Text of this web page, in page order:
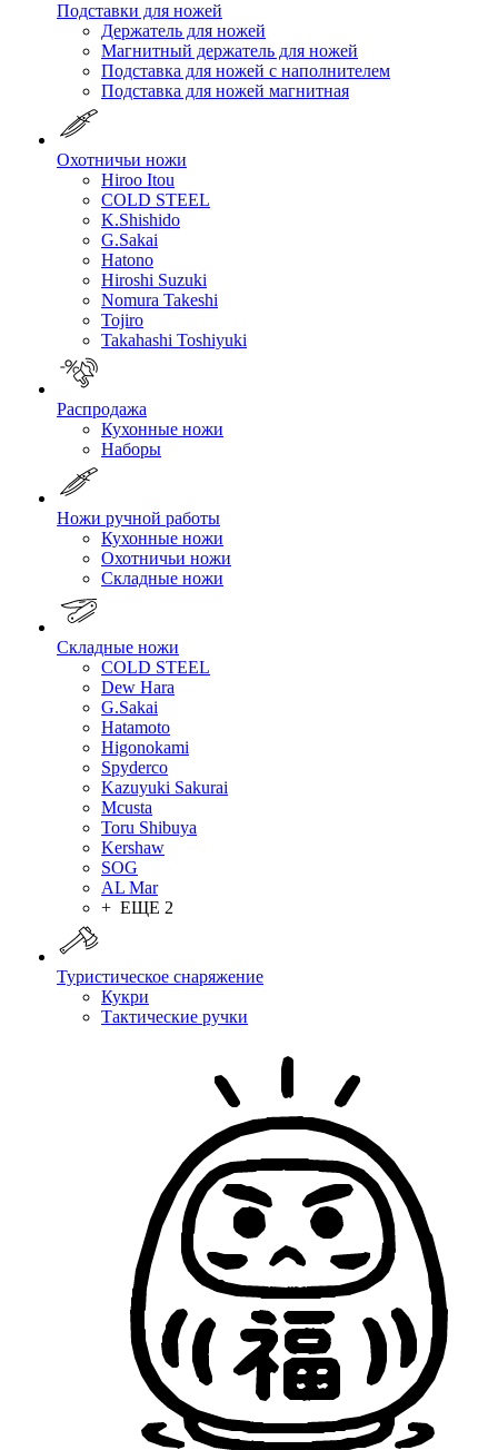
Подставки для ножей
Держатель для ножей
Магнитный держатель для ножей
Подставка для ножей с наполнителем
Подставка для ножей магнитная
Охотничьи ножи
Hiroo Itou
COLD STEEL
K.Shishido
G.Sakai
Hatono
Hiroshi Suzuki
Nomura Takeshi
Tojiro
Takahashi Toshiyuki
Распродажа
Кухонные ножи
Наборы
Ножи ручной работы
Кухонные ножи
Охотничьи ножи
Складные ножи
Складные ножи
COLD STEEL
Dew Hara
G.Sakai
Hatamoto
Higonokami
Spyderco
Kazuyuki Sakurai
Mcusta
Toru Shibuya
Kershaw
SOG
AL Mar
+ ЕЩЕ 2
Туристическое снаряжение
Кукри
Тактические ручки